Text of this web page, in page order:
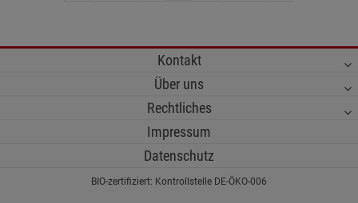
Kontakt
Über uns
Rechtliches
Impressum
Datenschutz
BIO-zertifiziert: Kontrollstelle DE-ÖKO-006